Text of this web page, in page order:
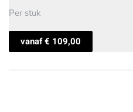
Per stuk
vanaf€ 109,00